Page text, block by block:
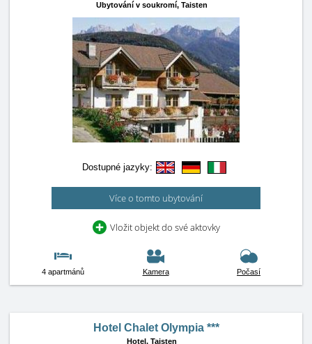
Ubytování v soukromí, Taisten
Dostupné jazyky:
Více o tomto ubytování
Vložit objekt do své aktovky
4 apartmánů Kamera Počasí
Hotel Chalet Olympia ***
Hotel, Taisten